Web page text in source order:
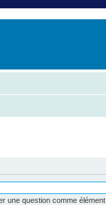
une question comme élément